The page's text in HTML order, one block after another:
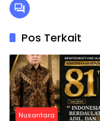
Pos Terkait
Nusantara